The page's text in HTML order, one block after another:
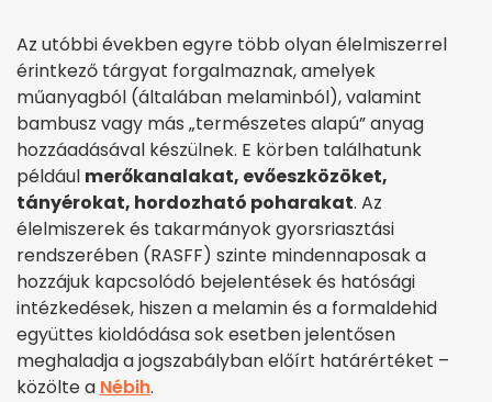
Az utóbbi években egyre több olyan élelmiszerrel
érintkező tárgyat forgalmaznak, amelyek
műanyagból (általában melaminból), valamint
bambusz vagy más „természetes alapú” anyag
hozzáadásával készülnek. E körben találhatunk
például merőkanalakat, evőeszközöket,
tányérokat, hordozható poharakat. Az
élelmiszerek és takarmányok gyorsriasztási
rendszerében (RASFF) szinte mindennaposak a
hozzájuk kapcsolódó bejelentések és hatósági
intézkedések, hiszen a melamin és a formaldehid
együttes kioldódása sok esetben jelentősen
meghaladja a jogszabályban előírt határértéket –
közölte a Nébih.